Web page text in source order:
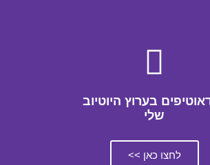
בערוץ היוטיוב
שלי
לחצו כאן >>